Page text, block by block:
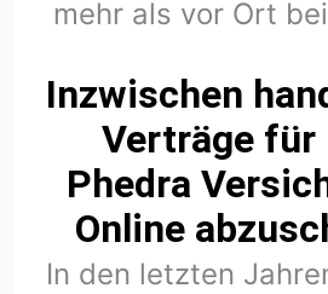
mehr als vor Ort
Inzwischen
Verträge für
Phedra
Online
In den letzten